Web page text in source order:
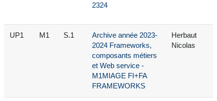
2324
UP1 M1 S.1
Archive année 2023-
2024 Frameworks,
composants métiers
et Web service -
M1MIAGE FI+FA
FRAMEWORKS
Herbaut
Nicolas